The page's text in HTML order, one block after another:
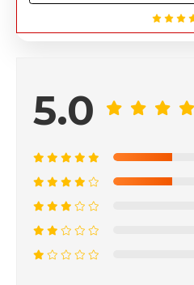
5.0